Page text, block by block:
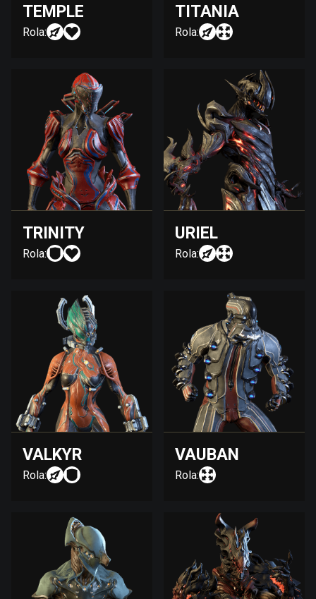
TEMPLE
Rola:
TITANIA
Rola:
TRINITY
Rola:
URIEL
Rola:
VALKYR
Rola:
VAUBAN
Rola: